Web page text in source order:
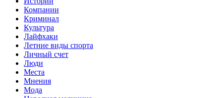
Компании
Криминал
Культура
Лайфхаки
Летние виды спорта
Личный счет
Люди
Места
Мнения
Мода